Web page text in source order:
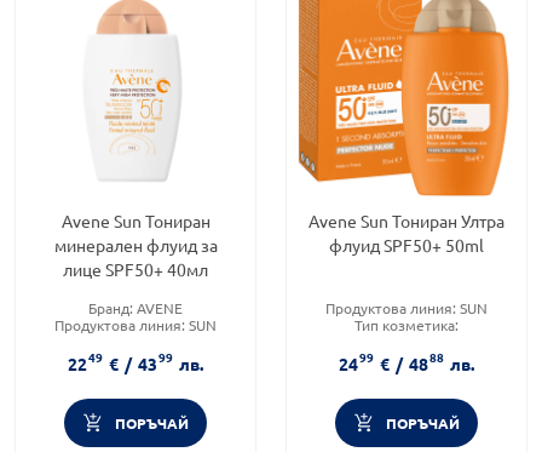
Avene Sun Тониран
минерален флуид за
лице SPF50+ 40мл
Бранд: AVENE
Продуктова линия: SUN
Дермокозметика
2249 € / 4399 лв.
ПОРЪЧАЙ
Avene Sun Тониран Ултра
флуид SPF50+ 50ml
Продуктова линия: SUN
Тип козметика:
Форма на продукта:флуид
2499 € / 4888 лв.
ПОРЪЧАЙ